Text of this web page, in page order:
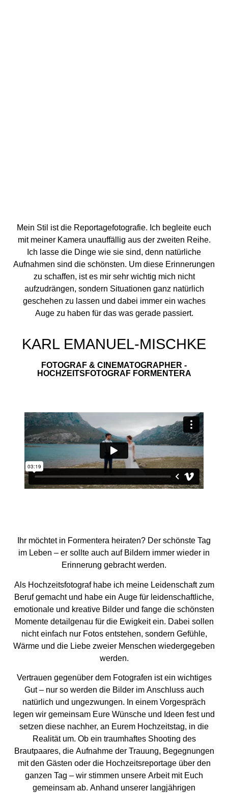
Mein Stil ist die Reportagefotografie. Ich begleite euch
mit meiner Kamera unauffällig aus der zweiten Reihe.
Ich lasse die Dinge wie sie sind, denn natürliche
Aufnahmen sind die schönsten. Um diese Erinnerungen
zu schaffen, ist es mir sehr wichtig mich nicht
aufzudrängen, sondern Situationen ganz natürlich
geschehen zu lassen und dabei immer ein waches
Auge zu haben für das was gerade passiert.
KARL EMANUEL-MISCHKE
FOTOGRAF & CINEMATOGRAPHER -
HOCHZEITSFOTOGRAF FORMENTERA
Ihr möchtet in Formentera heiraten? Der schönste Tag
im Leben – er sollte auch auf Bildern immer wieder in
Erinnerung gebracht werden.
Als Hochzeitsfotografhabe ich meine Leidenschaft zum
Beruf gemacht und habe ein Auge für leidenschaftliche,
emotionale und kreative Bilder und fange die schönsten
Momente detailgenau für die Ewigkeit ein. Dabei sollen
nicht einfach nur Fotos entstehen, sondern Gefühle,
Wärme und die Liebe zweier Menschen wiedergegeben
werden.
Vertrauen gegenüber dem Fotografen ist ein wichtiges
Gut – nur so werden die Bilder im Anschluss auch
natürlich und ungezwungen. In einem Vorgespräch
legen wir gemeinsam Eure Wünsche und Ideen fest und
setzen diese nachher, an Eurem Hochzeitstag, in die
Realität um. Ob ein traumhaftes Shooting des
Brautpaares, die Aufnahme der Trauung, Begegnungen
mit den Gästen oder die Hochzeitsreportage über den
ganzen Tag – wir stimmen unsere Arbeit mit Euch
gemeinsam ab. Anhand unserer langjährigen